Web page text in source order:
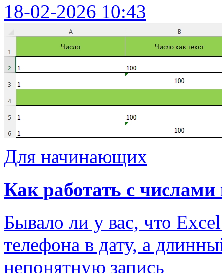
18-02-2026 10:43
Для начинающих
Как работать с числами
Бывало ли у вас, что
телефона в дату, а
непонятную запись